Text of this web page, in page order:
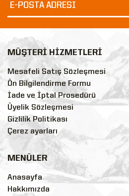
MÜŞTERİ HİZMETLERİ
Mesafeli Satış Sözleşmesi
Ön Bilgilendirme Formu
İade ve İptal Prosedürü
Üyelik Sözleşmesi
Gizlilik Politikası
Çerez ayarları
MENÜLER
Anasayfa
Hakkımızda